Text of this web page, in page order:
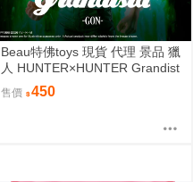
Beau特佛toys 現貨 代理 景品 獵
人 HUNTER×HUNTER Grandist
a 小傑 0206
售價 450